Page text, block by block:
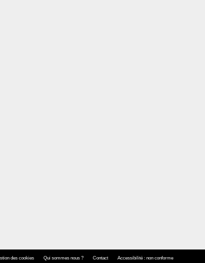
des cookies Qui sommes nous ? Contact Accessibilité : non conforme